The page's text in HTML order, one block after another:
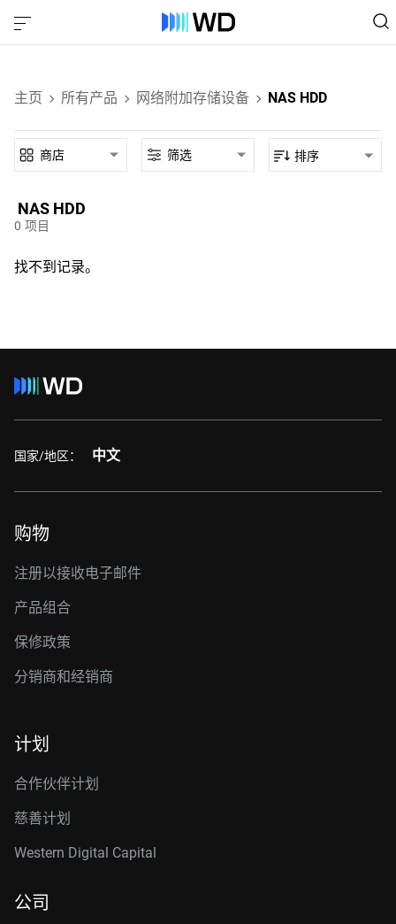
主页 所有产品 网络附加存储设备 NAS HDD
NAS HDD‎
0 项目
商店 筛选 排序
找不到记录。
国家/地区： 中文
购物
注册以接收电子邮件
产品组合
保修政策
分销商和经销商
计划
合作伙伴计划
慈善计划
Western Digital Capital
公司